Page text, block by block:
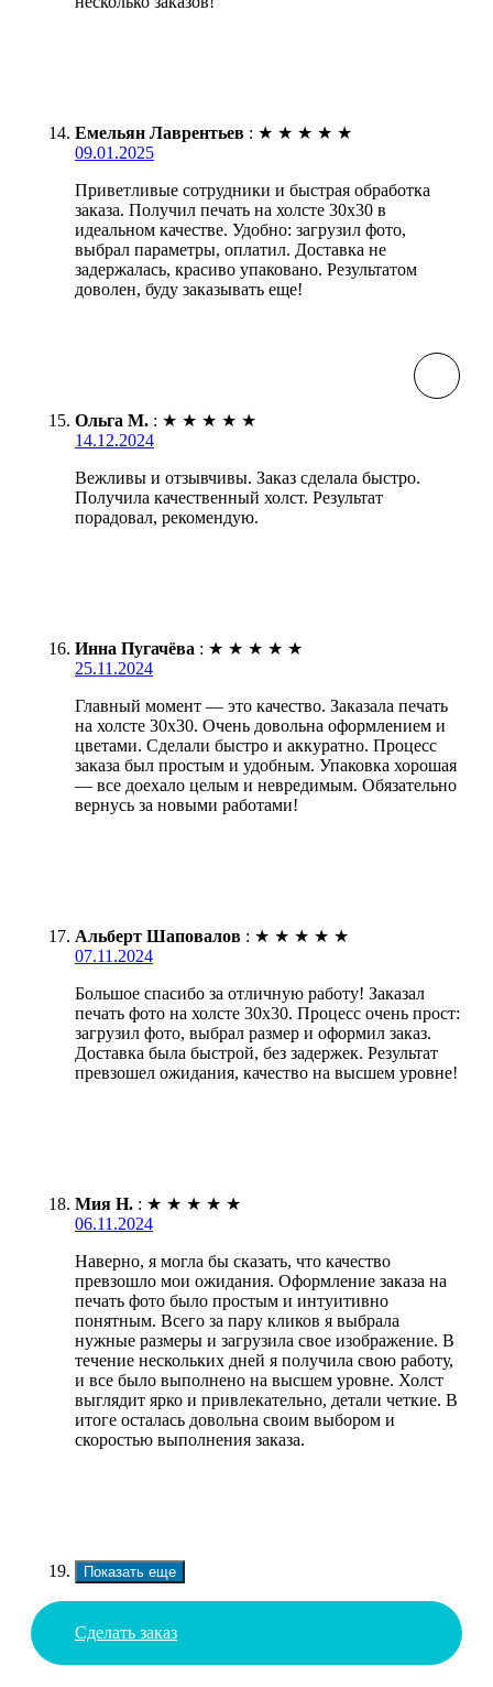
Емельян Лаврентьев : ★ ★ ★ ★ ★
09.01.2025
Приветливые сотрудники и быстрая обработка
заказа. Получил печать на холсте 30х30 в
идеальном качестве. Удобно: загрузил фото,
выбрал параметры, оплатил. Доставка не
задержалась, красиво упаковано. Результатом
доволен, буду заказывать еще!
Ольга М. : ★ ★ ★ ★ ★
14.12.2024
Вежливы и отзывчивы. Заказ сделала быстро.
Получила качественный холст. Результат
порадовал, рекомендую.
Инна Пугачёва : ★ ★ ★ ★ ★
25.11.2024
Главный момент — это качество. Заказала печать
на холсте 30х30. Очень довольна оформлением и
цветами. Сделали быстро и аккуратно. Процесс
заказа был простым и удобным. Упаковка хорошая
— все доехало целым и невредимым. Обязательно
вернусь за новыми работами!
Альберт Шаповалов : ★ ★ ★ ★ ★
07.11.2024
Большое спасибо за отличную работу! Заказал
печать фото на холсте 30х30. Процесс очень прост:
загрузил фото, выбрал размер и оформил заказ.
Доставка была быстрой, без задержек. Результат
превзошел ожидания, качество на высшем уровне!
Мия Н. : ★ ★ ★ ★ ★
06.11.2024
Наверно, я могла бы сказать, что качество
превзошло мои ожидания. Оформление заказа на
печать фото было простым и интуитивно
понятным. Всего за пару кликов я выбрала
нужные размеры и загрузила свое изображение. В
течение нескольких дней я получила свою работу,
и все было выполнено на высшем уровне. Холст
выглядит ярко и привлекательно, детали четкие. В
итоге осталась довольна своим выбором и
скоростью выполнения заказа.
Показать еще
Сделать заказ